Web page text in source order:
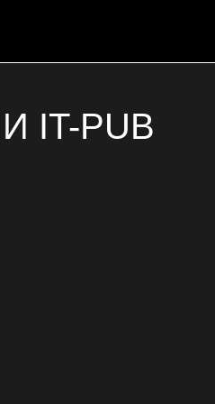
IT-PUB